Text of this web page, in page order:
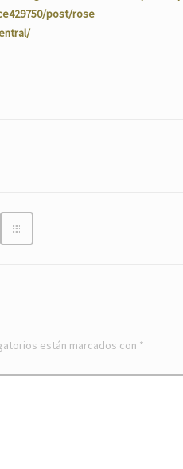
post/rose
están marcados con *